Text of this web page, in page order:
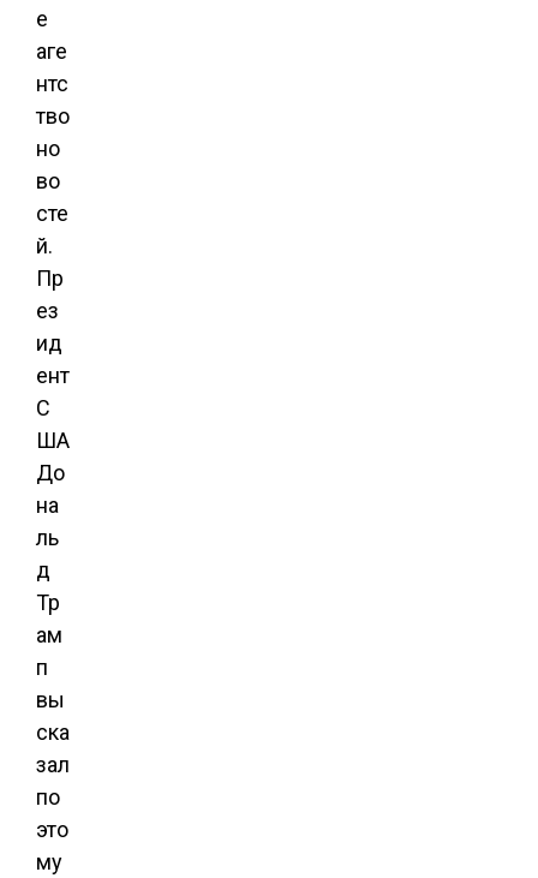
е
аге
нтс
тво
но
во
сте
й.
Пр
ез
ид
ент
С
ША
До
на
ль
д
Тр
ам
п
вы
ска
зал
по
это
му